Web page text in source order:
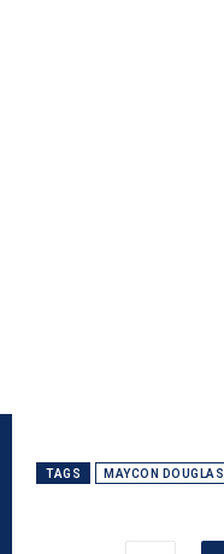
TAGS MAYCON DOUGLAS